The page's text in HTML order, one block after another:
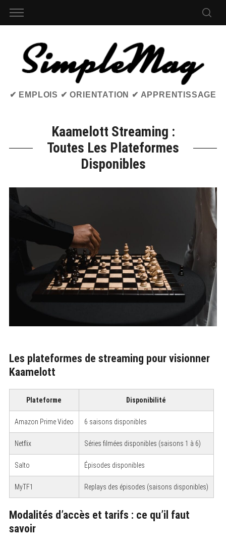
✔ EMPLOIS ✔ ORIENTATION ✔ APPRENTISSAGE
Kaamelott Streaming :
Toutes Les Plateformes
Disponibles
Les plateformes de streaming pour visionner
Kaamelott
Plateforme Disponibilité
Amazon Prime Video 6 saisons disponibles
Netflix Séries filmées disponibles (saisons 1 à 6)
Salto Épisodes disponibles
MyTF1 Replays des épisodes (saisons disponibles)
Modalités d’accès et tarifs : ce qu’il faut
savoir